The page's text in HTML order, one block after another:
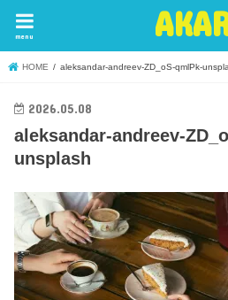
menu
HOME aleksandar-andreev-ZD_oS-qmlPk-
2026.05.08
aleksandar-andreev-
unsplash